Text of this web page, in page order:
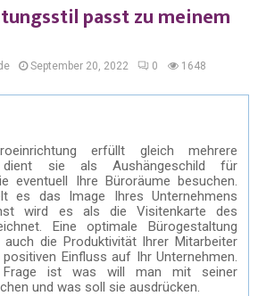
passt zu meinem
September 20, 2022 0 1648
erfüllt gleich mehrere
dient sie als Aushängeschild für
eventuell Ihre Büroräume besuchen.
es das Image Ihres Unternehmens
wird es als die Visitenkarte des
Eine optimale Bürogestaltung
die Produktivität Ihrer Mitarbeiter
Einfluss auf Ihr Unternehmen.
Frage ist was will man mit seiner
und was soll sie ausdrücken.